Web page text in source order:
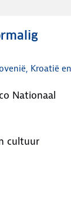
Kroatië en
cultuur